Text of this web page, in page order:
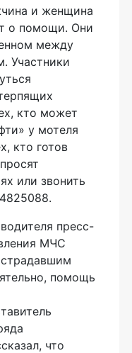
и женщина
о помощи. Они
между
Участники
кто может
у мотеля
кто готов
или звонить
пресс-
МЧС
помощь
что